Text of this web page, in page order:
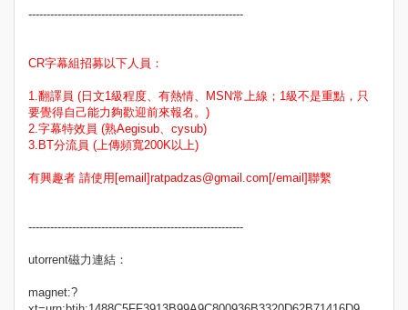
-----------------------------------------------------------
CR字幕組招募以下人員：
1.翻譯員 (日文1級程度、有熱情、MSN常上線；1級不是重點，只
要覺得自己能力夠歡迎前來報名。)
2.字幕特效員 (熟Aegisub、cysub)
3.BT分流員 (上傳頻寬200K以上)
有興趣者 請使用[email]ratpadzas@gmail.com[/email]聯繫
-----------------------------------------------------------
utorrent磁力連結：
magnet:?